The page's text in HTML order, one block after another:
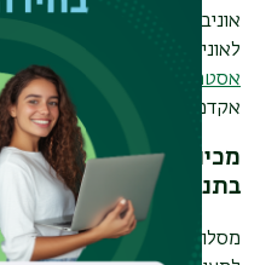
אוניברסיטאית. לצד שיפור
לאוניברסיטה לומדים
אסטרטגיות למידה
ורוכשים
אקדמית.
מכינות קדם אקדמיות
בתנאי קבלה
מסלולי לימודים קדם אקדמיים